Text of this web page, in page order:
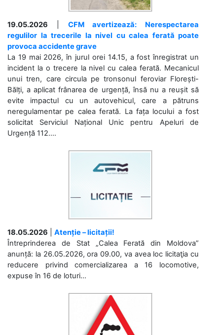
19.05.2026
CFM avertizează: Nerespectarea
regulilor la trecerile la nivel cu calea ferată poate
provoca accidente grave
La 19 mai 2026, în jurul orei 14.15, a fost înregistrat un
incident la o trecere la nivel cu calea ferată. Mecanicul
unui tren, care circula pe tronsonul feroviar Florești-
Bălți, a aplicat frânarea de urgență, însă nu a reușit să
evite impactul cu un autovehicul, care a pătruns
neregulamentar pe calea ferată. La fața locului a fost
solicitat Serviciul Național Unic pentru Apeluri de
Urgență 112....
18.05.2026
Atenție – licitații!
Întreprinderea de Stat „Calea Ferată din Moldova”
anunță: la 26.05.2026, ora 09.00, va avea loc licitaţia cu
reducere privind comercializarea a 16 locomotive,
expuse în 16 de loturi...